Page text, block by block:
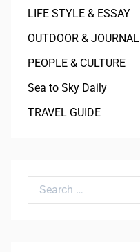
LIFE STYLE & ESSAY
OUTDOOR & JOURNAL
PEOPLE & CULTURE
Sea to Sky Daily
TRAVEL GUIDE
Search for: